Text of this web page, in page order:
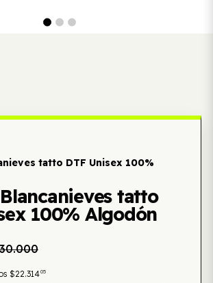
tatto DTF Unisex 100%
tatto
100% Algodón
$22.31405